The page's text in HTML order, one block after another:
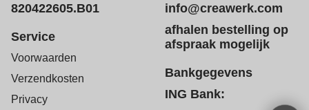
820422605.B01
info@creawerk.com
afhalen bestelling op
afspraak mogelijk
Service
Voorwaarden
Verzendkosten
Privacy
Bankgegevens
ING Bank: